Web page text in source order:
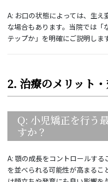
A: お口の状態によっては、生
な場合もあります。当院では「
テップか」を明確にご説明しま
2. 治療のメリット
Q: 小児矯正を行う
すか？
A: 顎の成長をコントロールす
を並べられる可能性が高まるこ